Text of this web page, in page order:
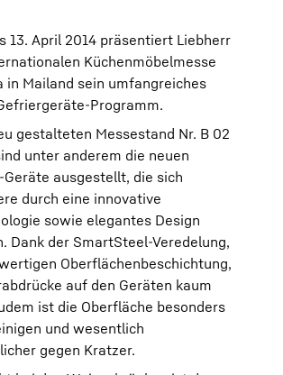
13. April 2014 präsentiert Liebherr
Küchenmöbelmesse
in Mailand sein umfangreiches
Programm.
gestalteten Messestand Nr. B 02
unter anderem die neuen
Geräte ausgestellt, die sich
durch eine innovative
sowie elegantes Design
Dank der SmartSteel-Veredelung,
Oberflächenbeschichtung,
auf den Geräten kaum
ist die Oberfläche besonders
und wesentlich
gegen Kratzer.